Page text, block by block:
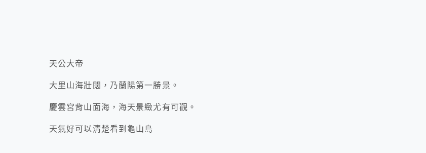
天公大帝
大里山海壯闊，乃蘭陽第一勝景。
慶雲宮背山面海，海天景緻尤有可觀。
天氣好可以清楚看到龜山島